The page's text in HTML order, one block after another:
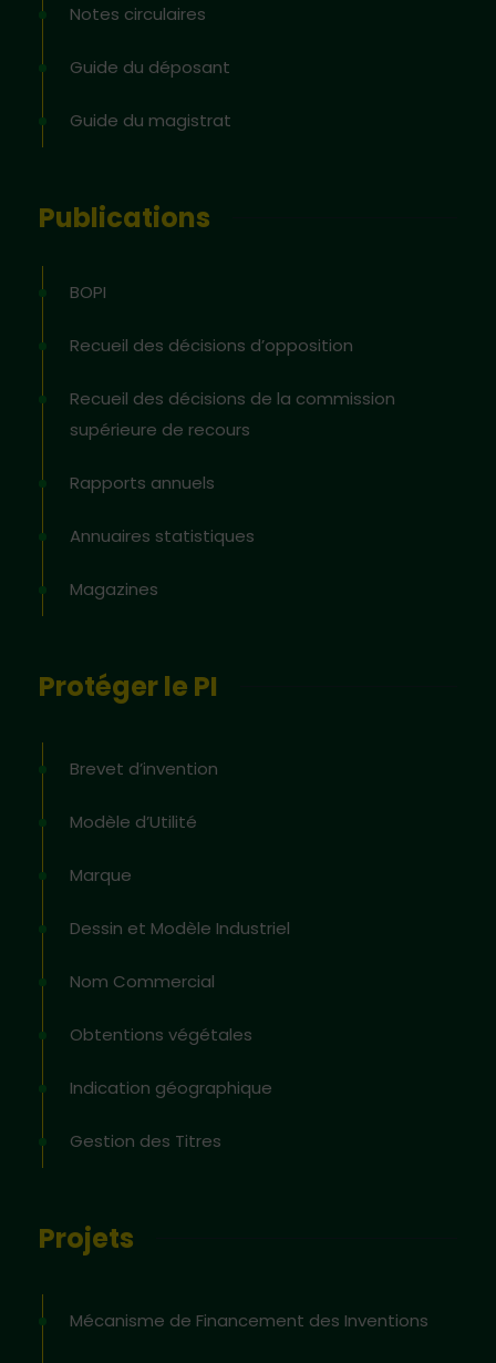
Notes circulaires
Guide du déposant
Guide du magistrat
Publications
BOPI
Recueil des décisions d’opposition
Recueil des décisions de la commission
supérieure de recours
Rapports annuels
Annuaires statistiques
Magazines
Protéger le PI
Brevet d’invention
Modèle d’Utilité
Marque
Dessin et Modèle Industriel
Nom Commercial
Obtentions végétales
Indication géographique
Gestion des Titres
Projets
Mécanisme de Financement des Inventions